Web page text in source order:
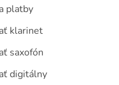
platby
klarinet
saxofón
digitálny